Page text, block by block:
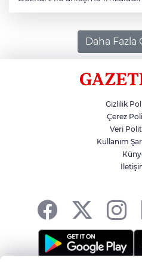
Direktörlük görevi için Sayın
anlaşmaya vararak resmi
Futbol bilgi birikimi, çalışma
doğrultusunda takımımıza
sağlayacağına inandığımız
Bozkurt’a yeni görevinde
Şanlıurfaspor taraftarına
Daha Fazla
Gizlilik
Çerez
Veri
Kullanım